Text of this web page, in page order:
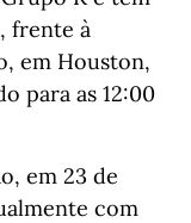
frente à
em Houston,
para as 12:00
em 23 de
com